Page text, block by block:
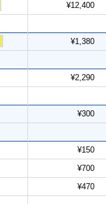
¥12,400
¥1,380
¥2,290
¥300
¥150
¥700
¥470